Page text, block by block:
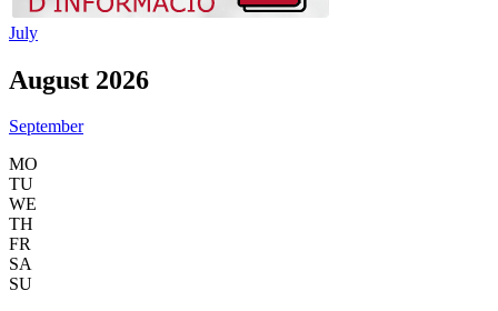
July
August 2026
September
MO
TU
WE
TH
FR
SA
SU